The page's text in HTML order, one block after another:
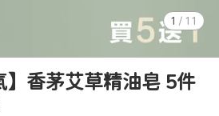
1 / 11
】香茅艾草精油皂 5件